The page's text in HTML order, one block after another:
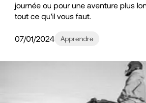
journée ou pour une aventure plus
tout ce qu'il vous faut.
07/01/2024 Apprendre